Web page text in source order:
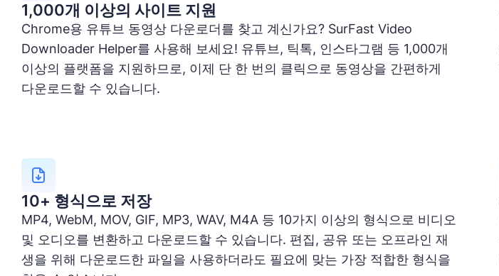
1,000개 이상의 사이트 지원
Chrome용 유튜브 동영상 다운로더를 찾고 계신가요? SurFast Video
Downloader Helper를 사용해 보세요! 유튜브, 틱톡, 인스타그램 등 1,000개
이상의 플랫폼을 지원하므로, 이제 단 한 번의 클릭으로 동영상을 간편하게
다운로드할 수 있습니다.
10+ 형식으로 저장
MP4, WebM, MOV, GIF, MP3, WAV, M4A 등 10가지 이상의 형식으로 비디오
및 오디오를 변환하고 다운로드할 수 있습니다. 편집, 공유 또는 오프라인 재
생을 위해 다운로드한 파일을 사용하더라도 필요에 맞는 가장 적합한 형식을